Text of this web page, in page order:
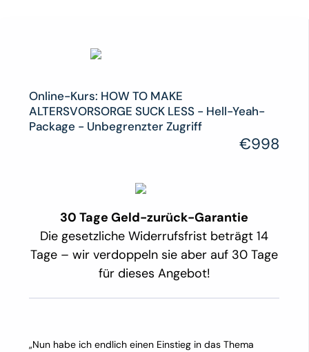
Online-Kurs: HOW TO MAKE
ALTERSVORSORGE SUCK LESS - Hell-Yeah-
Package - Unbegrenzter Zugriff
€998
30 Tage Geld-zurück-Garantie
Die gesetzliche Widerrufsfrist beträgt 14
Tage – wir verdoppeln sie aber auf 30 Tage
für dieses Angebot!
„Nun habe ich endlich einen Einstieg in das Thema